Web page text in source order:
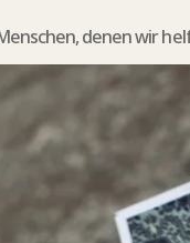
denen wir